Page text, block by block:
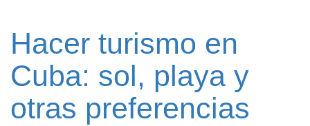
Hacer turismo en
Cuba: sol, playa y
otras preferencias